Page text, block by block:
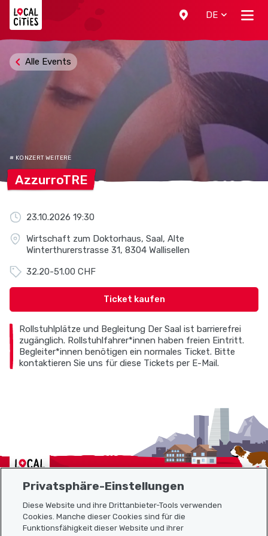
DE
Alle Events
# KONZERT WEITERE
AzzurroTRE
23.10.2026 19:30
Wirtschaft zum Doktorhaus, Saal, Alte
Winterthurerstrasse 31, 8304 Wallisellen
32.20-51.00 CHF
Ticket kaufen
Rollstuhlplätze und Begleitung Der Saal ist barrierefrei
zugänglich. Rollstuhlfahrer*innen haben freien Eintritt.
Begleiter*innen benötigen ein normales Ticket. Bitte
kontaktieren Sie uns für diese Tickets per E-Mail.
Localcities
Sitemap
Privatsphäre-Einstellungen
Diese Website und ihre Drittanbieter-Tools verwenden
Cookies. Manche dieser Cookies sind für die
Funktionsfähigkeit dieser Website und ihrer